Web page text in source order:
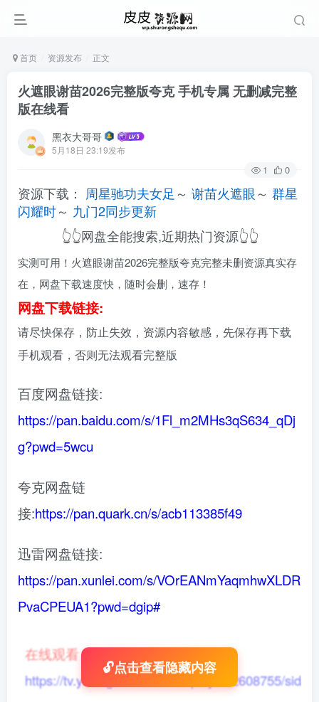
首页 资源发布 正文
火遮眼谢苗2026完整版夸克 手机专属 无删减完整
版在线看
黑衣大哥哥
5月18日 23:19发布
1 0
资源下载： 周星驰功夫女足 ～ 谢苗火遮眼～ 群星
闪耀时～ 九门2同步更新
👆👆网盘全能搜索,近期热门资源👆👆
实测可用！火遮眼谢苗2026完整版夸克完整未删资源真实存
在，网盘下载速度快，随时会删，速存！
网盘下载链接:
请尽快保存，防止失效，资源内容敏感，先保存再下载
手机观看，否则无法观看完整版
百度网盘链接:
https://pan.baidu.com/s/1Fl_m2MHs3qS634_qDj
g?pwd=5wcu
夸克网盘链
接:https://pan.quark.cn/s/acb113385f49
迅雷网盘链接:
https://pan.xunlei.com/s/VOrEANmYaqmhwXLDR
PvaCPEUA1?pwd=dgip#
在线观看：
https://tv.yikong666.com/vod/play/id/2608755/sid/